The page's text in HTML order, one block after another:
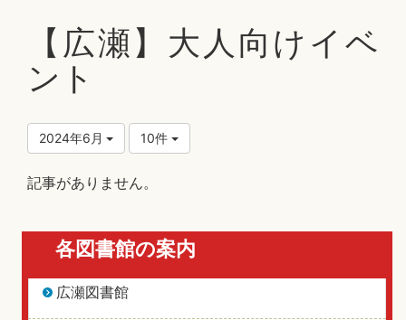
【広瀬】大人向けイベ
ント
2024年6月 10件
記事がありません。
各図書館の案内
広瀬図書館